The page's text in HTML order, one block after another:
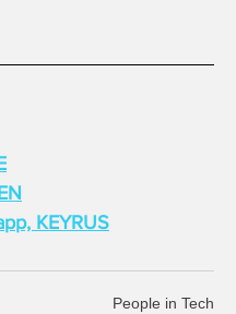
KEYRUS
People in Tech